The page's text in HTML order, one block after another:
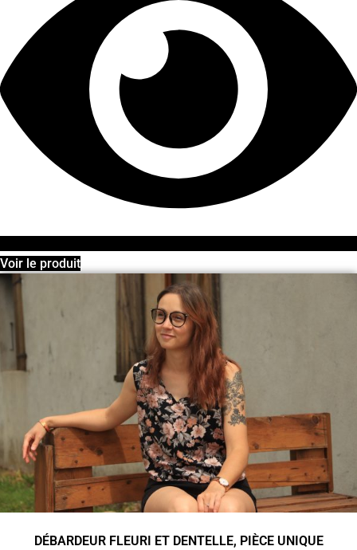
Voir le produit
DÉBARDEUR FLEURI ET DENTELLE, PIÈCE UNIQUE